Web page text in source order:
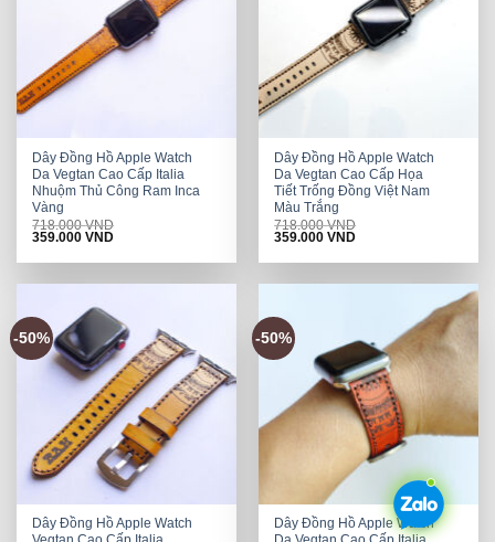
Dây Đồng Hồ Apple Watch
Da Vegtan Cao Cấp Italia
Nhuộm Thủ Công Ram Inca
Vàng
718.000VND
Original
was:
359.000VNDCurrent
is:
Dây Đồng Hồ Apple Watch
Da Vegtan Cao Cấp Họa
Tiết Trống Đồng Việt Nam
Màu Trắng
718.000VND
Original
was:
359.000VNDCurrent
is:
-50%
Dây Đồng Hồ Apple Watch
-50%
Dây Đồng Hồ Apple Watch